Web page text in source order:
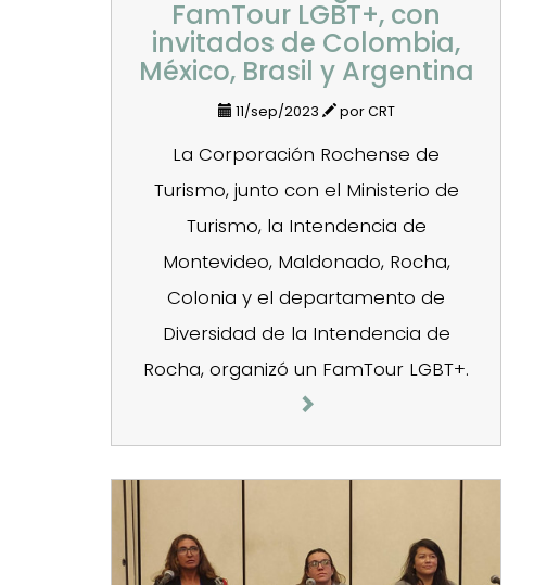
FamTour LGBT+, con
invitados de Colombia,
México, Brasil y Argentina
11/sep/2023 por CRT
La Corporación Rochense de
Turismo, junto con el Ministerio de
Turismo, la Intendencia de
Montevideo, Maldonado, Rocha,
Colonia y el departamento de
Diversidad de la Intendencia de
Rocha, organizó un FamTour LGBT+.